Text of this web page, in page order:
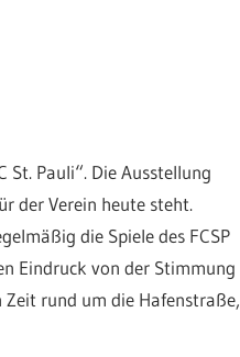
St. Pauli“. Die Ausstellung
der Verein heute steht.
die Spiele des FCSP
Eindruck von der Stimmung
rund um die Hafenstraße,